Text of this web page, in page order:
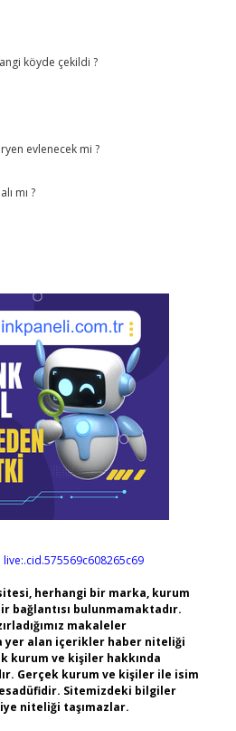
köyde çekildi ?
evlenecek mi ?
mı ?
live:.cid.575569c608265c69
herhangi bir marka, kurum
bağlantısı bulunmamaktadır.
makaleler
yer alan içerikler haber niteliği
kurum ve kişiler hakkında
Gerçek kurum ve kişiler ile isim
Sitemizdeki bilgiler
niteliği taşımazlar.